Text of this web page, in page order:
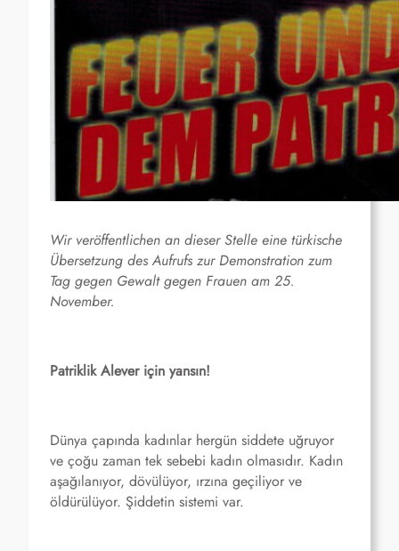
Wir veröffentlichen an dieser Stelle eine türkische
Übersetzung des Aufrufs zur Demonstration zum
Tag gegen Gewalt gegen Frauen am 25.
November.
Patriklik Alever için yansın!
Dünya çapında kadınlar hergün siddete uğruyor
ve çoğu zaman tek sebebi kadın olmasıdır. Kadın
aşağılanıyor, dövülüyor, ırzına geçiliyor ve
öldürülüyor. Şiddetin sistemi var.